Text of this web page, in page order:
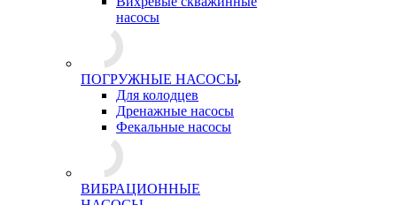
насосы
ПОГРУЖНЫЕ НАСОСЫ
Для колодцев
Дренажные насосы
Фекальные насосы
ВИБРАЦИОННЫЕ